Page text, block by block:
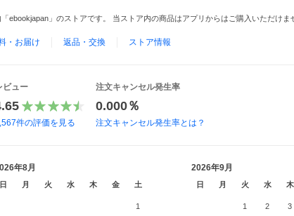
ebookjapan」のストアです。 当ストア内の商品はアプリからはご購入いただけま
・お届け 返品・交換 ストア情報
ビュー
件の評価を見る
注文キャンセル発生率
0.000％
注文キャンセル発生率とは？
年8月
日 月 火 水 木 金 土
1
2026年9月
日 月 火 水 木
1 2 3